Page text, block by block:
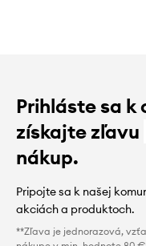
Prihláste sa k
získajte zľavu
nákup.
Pripojte sa k našej
akciách a produktoch.
**Zľava je jednorazová,